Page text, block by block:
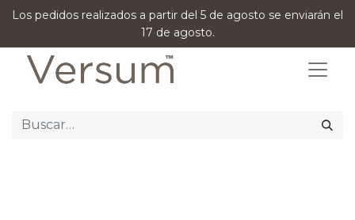
Los pedidos realizados a partir del 5 de agosto se enviarán el
17 de agosto.